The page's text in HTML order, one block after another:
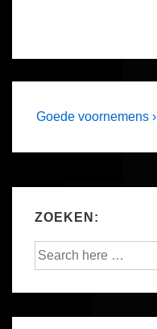
Post
Next
Goede voornemens ›
ZOEKEN:
Search